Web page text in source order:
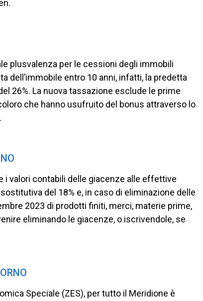
plusvalenza per le cessioni degli immobili
dell’immobile entro 10 anni, infatti, la predetta
26%. La nuova tassazione esclude le prime
che hanno usufruito del bonus attraverso lo
i valori contabili delle giacenze alle effettive
del 18% e, in caso di eliminazione delle
2023 di prodotti finiti, merci, materie prime,
eliminando le giacenze, o iscrivendole, se
Speciale (ZES), per tutto il Meridione è